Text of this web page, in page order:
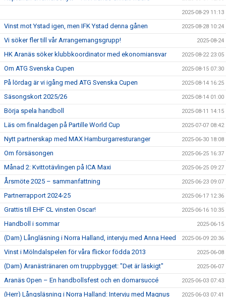
2025-08-29 11:13
Vinst mot Ystad igen, men IFK Ystad denna gånen 2025-08-28 10:24
Vi söker fler till vår Arrangemangsgrupp! 2025-08-24
HK Aranäs söker klubbkoordinator med ekonomiansvar 2025-08-22 23:05
Om ATG Svenska Cupen 2025-08-15 07:30
På lördag är vi igång med ATG Svenska Cupen 2025-08-14 16:25
Säsongskort 2025/26 2025-08-14 01:00
Börja spela handboll 2025-08-11 14:15
Läs om finaldagen på Partille World Cup 2025-07-07 08:42
Nytt partnerskap med MAX Hamburgarresturanger 2025-06-30 18:08
Om försäsongen 2025-06-25 16:37
Månad 2: Kvittotävlingen på ICA Maxi 2025-06-25 09:27
Årsmöte 2025 – sammanfattning 2025-06-23 09:07
Partnerrapport 2024-25 2025-06-17 12:36
Grattis till EHF CL vinsten Oscar! 2025-06-16 10:35
Handboll i sommar 2025-06-15
(Dam) Långläsning i Norra Halland, intervju med Anna Heed 2025-06-09 20:36
Vinst i Mölndalspelen för våra flickor födda 2013 2025-06-08
(Dam) Aranästränaren om truppbygget: "Det är läskigt" 2025-06-07
Aranäs Open – En handbollsfest och en domarsuccé 2025-06-03 07:43
(Herr) Långsläsning i Norra Halland: Intervju med Magnus 2025-06-03 07:41